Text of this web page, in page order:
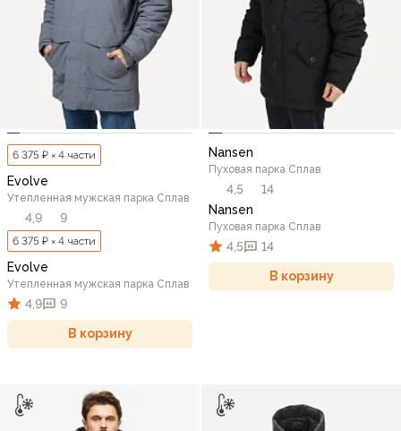
6 375 ₽ × 4 части
Evolve
Утепленная мужская парка Сплав
4,9 9
6 375 ₽ × 4 части
Evolve
Утепленная мужская парка Сплав
4,9 9
В корзину
Nansen
Пуховая парка Сплав
4,5
14
Nansen
Пуховая парка Сплав
4,5 14
В корзину